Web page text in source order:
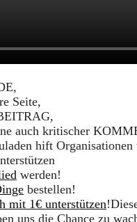
Seite,
auch kritischer
hift
werden!
bestellen!
mit 1€ unterstützen
uns die Chance zu